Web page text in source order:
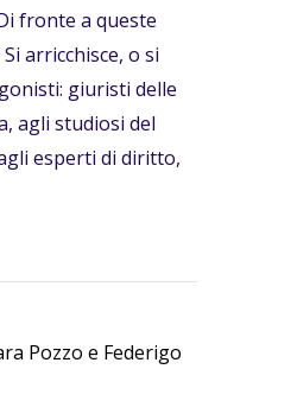
fronte a queste
arricchisce, o si
giuristi delle
agli studiosi del
esperti di diritto,
Pozzo e Federigo